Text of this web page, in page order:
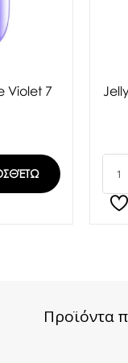
Violet 7
Προϊόντα